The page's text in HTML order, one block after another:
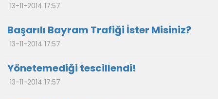
13-11-2014 17:57
Başarılı Bayram Trafiği İster Misiniz?
13-11-2014 17:57
Yönetemediği tescillendi!
13-11-2014 17:57